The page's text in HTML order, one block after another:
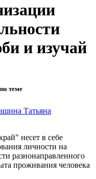
и изучай
теме
Татьяна
несет в себе
личности на
разнонаправленного
проживания человека